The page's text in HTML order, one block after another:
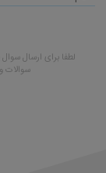
لطفا برای ارسال
سوالات